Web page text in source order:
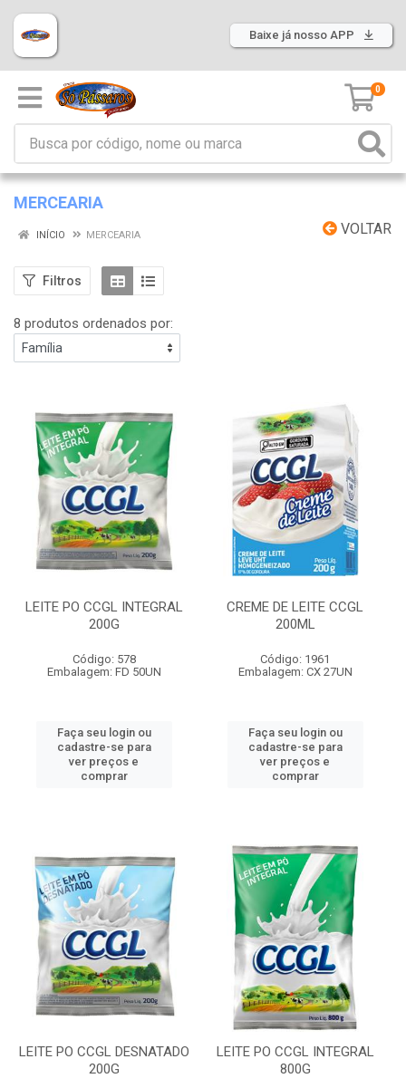
Baixe já nosso APP
0
MERCEARIA
VOLTAR
INÍCIO MERCEARIA
Filtros
8 produtos ordenados por:
LEITE PO CCGL INTEGRAL
200G
Código: 578
Embalagem: FD 50UN
Faça seu login ou
cadastre-se para
ver preços e
comprar
CREME DE LEITE CCGL
200ML
Código: 1961
Embalagem: CX 27UN
Faça seu login ou
cadastre-se para
ver preços e
comprar
LEITE PO CCGL DESNATADO
200G
LEITE PO CCGL INTEGRAL
800G